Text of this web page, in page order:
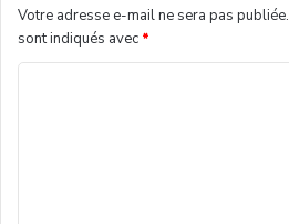
Votre adresse e-mail ne sera pas publiée.
sont indiqués avec *